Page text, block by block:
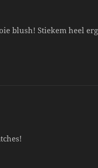
blush! Stiekem heel